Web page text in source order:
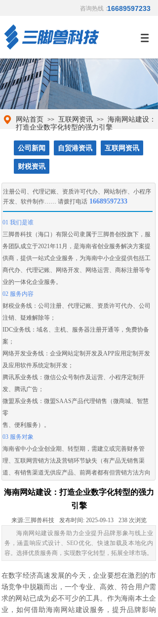
咨询热线：16689597233
网站首页 >> 互联网资讯 >> 海南网站建设：
打造企业数字化转型的强力引擎
公司新闻 自贸港资讯 互联网资讯
财税资讯
01 我们是谁
三脚兽科技（海口）有限公司隶属于三脚兽创投旗下，服
务团队成立于2021年11月，是海南省创业服务解决方案提
供商，提供一站式企业服务，为海南中小企业提供包括工
商代办、 代理记账、 网络开发、 网络运营、 商标注册等专
业的一体化企业服务。
02 服务内容
财税业务线： 公司注册、 代理记账、 资质许可代办、 公司
注销、 疑难解除等；
IDC业务线：域名、主机、服务器注册开通等，免费协备
案；
网络开发业务线： 企业网站定制开发及APP应用定制开发
及应用软件系统定制开发 ；
腾讯系业务线：微信公众号制作及运营、 小程序定制开
发、腾讯广告；
微盟系业务线： 微盟SAAS产品代理销售（微商城、智慧
零
售、便利服务）。
03 服务对象
海南省中小企业创业期、转型期，需建立或完善财务管
理、互联网营销方法及营销环节缺失（有产品无销售渠
道、有销售渠道无供应产品、前两者都有但营销方法方向
注册公司 、 代理记账、 资质许可代办、 网站制作、 小程序
开发、 软件制作…… 请拨打电话 16689597233
海南网站建设：打造企业数字化转型的强力
引擎
来源:三脚兽科技 发布时间: 2025-09-13 238 次浏览
海南网站建设服务助力企业提升品牌形象与线上业
务，涵盖响应式设计、SEO优化、快速加载及本地化内
容。选择优质服务商，实现数字化转型，拓展全球市场。
在数字经济高速发展的今天，企业要想在激烈的市
场竞争中脱颖而出，一个专业、高效、符合用户需
求的网站已成为必不可少的工具。作为海南本土企
业，如何借助海南网站建设服务，提升品牌影响